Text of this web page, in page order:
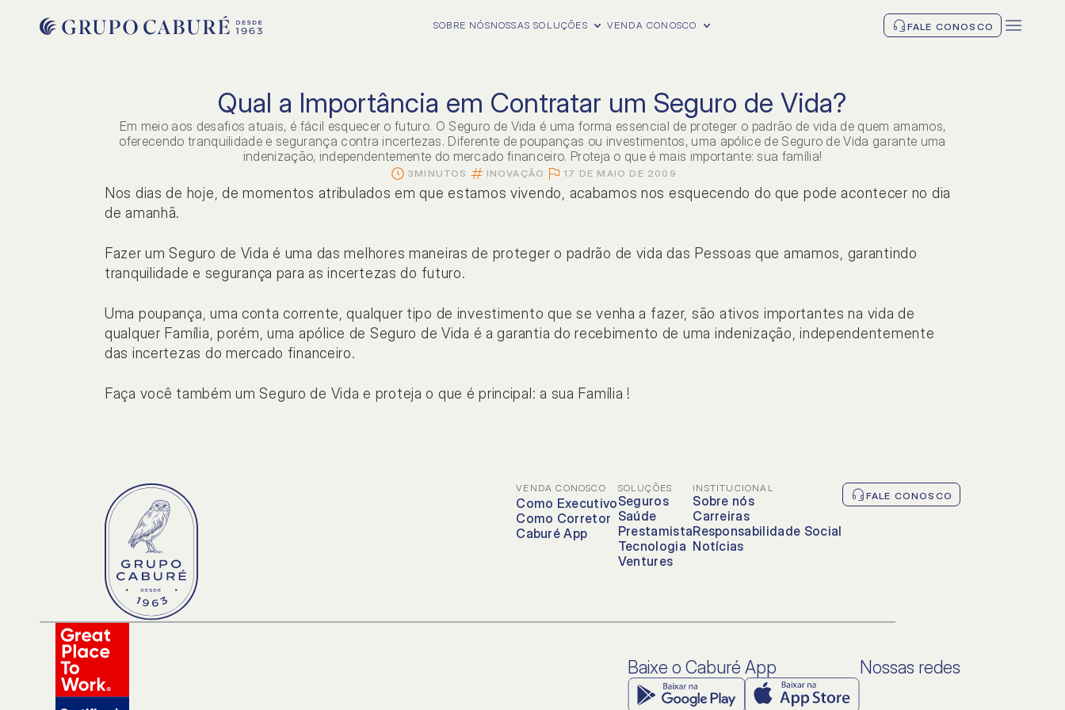
SOBRE NÓSNOSSAS SOLUÇÕES VENDA CONOSCO FALE CONOSCO
Home
Sobre nós
Sorteio
Soluções principais
Soluções extra
Notícias
Carreiras
Dúvidas frequentes
Caburé Executivos
Qual a Importância em Contratar um Seguro de Vida?
Em meio aos desafios atuais, é fácil esquecer o futuro. O Seguro de Vida é uma forma essencial de proteger o padrão de vida de quem amamos,
oferecendo tranquilidade e segurança contra incertezas. Diferente de poupanças ou investimentos, uma apólice de Seguro de Vida garante uma
indenização, independentemente do mercado financeiro. Proteja o que é mais importante: sua família!
3 MINUTOS INOVAÇÃO 17 DE MAIO DE 2009
Nos dias de hoje, de momentos atribulados em que estamos vivendo, acabamos nos esquecendo do que pode acontecer no dia
de amanhã.
Fazer um Seguro de Vida é uma das melhores maneiras de proteger o padrão de vida das Pessoas que amamos, garantindo
tranquilidade e segurança para as incertezas do futuro.
Uma poupança, uma conta corrente, qualquer tipo de investimento que se venha a fazer, são ativos importantes na vida de
qualquer Família, porém, uma apólice de Seguro de Vida é a garantia do recebimento de uma indenização, independentemente
das incertezas do mercado financeiro.
Faça você também um Seguro de Vida e proteja o que é principal: a sua Família !
VENDA CONOSCO
Como Executivo
Como Corretor
Caburé App
SOLUÇÕES
Seguros
Saúde
Prestamista
Tecnologia
Ventures
INSTITUCIONAL
Sobre nós
Carreiras
Responsabilidade Social
Notícias
FALE CONOSCO
Baixe o Caburé App Nossas redes